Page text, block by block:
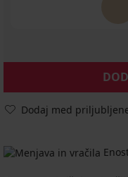
Dodaj med